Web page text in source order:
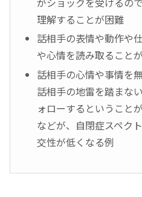
理解することが困難
話相手の表情や動作や
や心情を読み取ること
話相手の心情や事情を
話相手の地雷を踏まな
ォローするということ
などが、自閉症スペク
交性が低くなる例